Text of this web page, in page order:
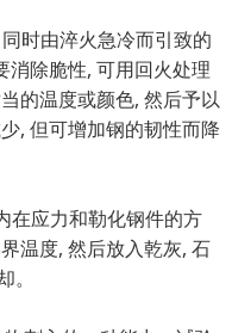
时由淬火急冷而引致的
消除脆性, 可用回火处理
的温度或颜色, 然后予以
, 但可增加钢的韧性而降
应力和勒化钢件的方
温度, 然后放入乾灰, 石
。